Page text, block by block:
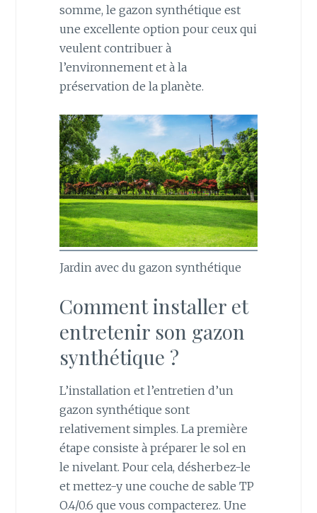
somme, le gazon synthétique est
une excellente option pour ceux qui
veulent contribuer à
l’environnement et à la
préservation de la planète.
Jardin avec du gazon synthétique
Comment installer et
entretenir son gazon
synthétique ?
L’installation et l’entretien d’un
gazon synthétique sont
relativement simples. La première
étape consiste à préparer le sol en
le nivelant. Pour cela, désherbez-le
et mettez-y une couche de sable TP
O.4/0.6 que vous compacterez. Une